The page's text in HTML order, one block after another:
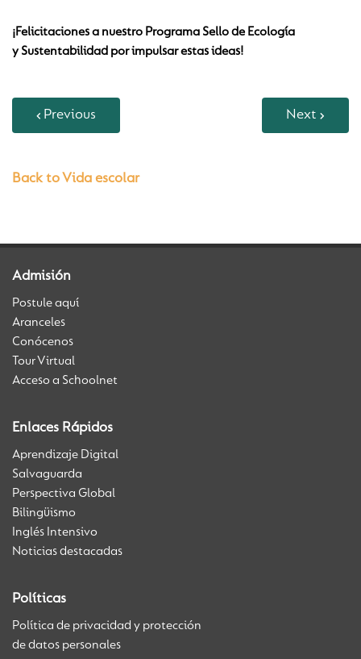
¡Felicitaciones a nuestro Programa Sello de Ecología
y Sustentabilidad por impulsar estas ideas!
Previous Next
Back to Vida escolar
Admisión
Postule aquí
Aranceles
Conócenos
Tour Virtual
Acceso a Schoolnet
Enlaces Rápidos
Aprendizaje Digital
Salvaguarda
Perspectiva Global
Bilingüismo
Inglés Intensivo
Noticias destacadas
Políticas
Política de privacidad y protección
de datos personales